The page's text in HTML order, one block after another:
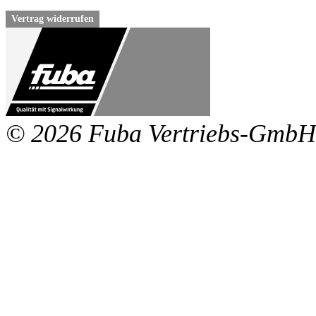
Vertrag widerrufen
© 2026 Fuba Vertriebs-GmbH